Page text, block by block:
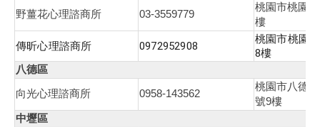
野薑花心理諮商所 03-3559779
桃園市桃園
樓
傳昕心理諮商所 0972952908
桃園市桃園
8樓
八德區
向光心理諮商所 0958-143562
桃園市八德
號9樓
中壢區